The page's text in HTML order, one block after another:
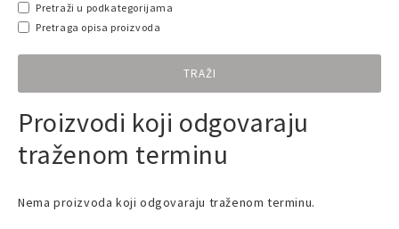
Pretraži u podkategorijama
Pretraga opisa proizvoda
TRAŽI
Proizvodi koji odgovaraju
traženom terminu
Nema proizvoda koji odgovaraju traženom terminu.